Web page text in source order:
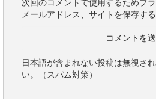
次回のコメントで使用するためブ
メールアドレス、サイトを保存する
日本語が含まれない投稿は無視さ
い。（スパム対策）